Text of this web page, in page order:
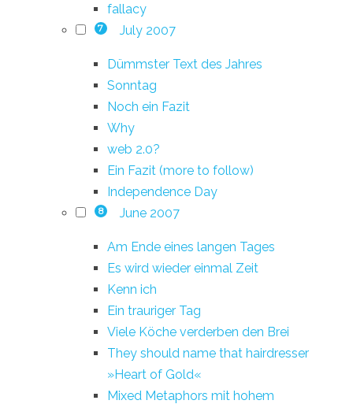
fallacy
7 July 2007
Dümmster Text des Jahres
Sonntag
Noch ein Fazit
Why
web 2.0?
Ein Fazit (more to follow)
Independence Day
8 June 2007
Am Ende eines langen Tages
Es wird wieder einmal Zeit
Kenn ich
Ein trauriger Tag
Viele Köche verderben den Brei
They should name that hairdresser
»Heart of Gold«
Mixed Metaphors mit hohem